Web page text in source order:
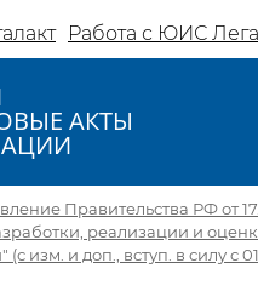
Работа с ЮИС
АКТЫ
Правительства РФ от
реализации и
изм. и доп., вступ. в силу с